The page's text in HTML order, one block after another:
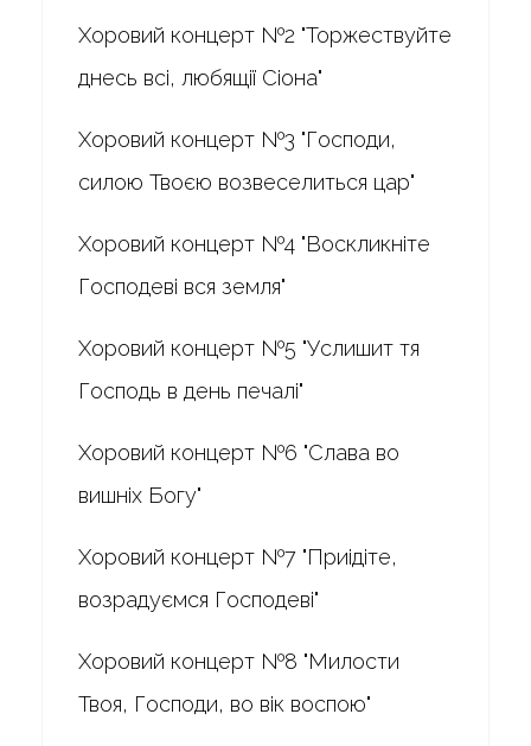
Хоровий концерт №2 "Торжествуйте
днесь всі, любящії Сіона"
Хоровий концерт №3 "Господи,
силою Твоєю возвеселиться цар"
Хоровий концерт №4 "Воскликніте
Господеві вся земля"
Хоровий концерт №5 "Услишит тя
Господь в день печалі"
Хоровий концерт №6 "Слава во
вишніх Богу"
Хоровий концерт №7 "Приідіте,
возрадуємся Господеві"
Хоровий концерт №8 "Милости
Твоя, Господи, во вік воспою"